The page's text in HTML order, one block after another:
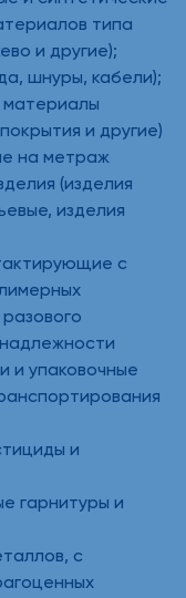
типа
и другие);
шнуры, кабели);
материалы
и другие)
на метраж
(изделия
изделия
с
и упаковочные
и
гарнитуры и
с